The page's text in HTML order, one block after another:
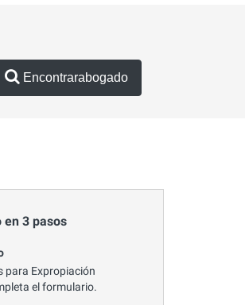
Encontrarabogado
en 3 pasos
para Expropiación
el formulario.